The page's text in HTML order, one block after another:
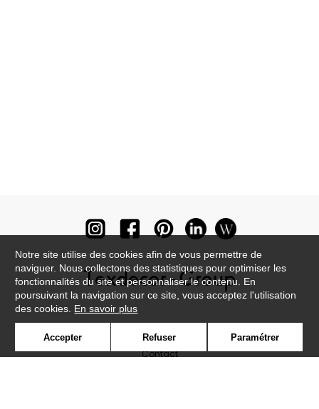
Contact
Notre site utilise des cookies afin de vous permettre de
naviguer. Nous collectons des statistiques pour optimiser les
fonctionnalités du site et personnaliser le contenu. En
poursuivant la navigation sur ce site, vous acceptez l'utilisation
des cookies. En savoir plus
Accepter Refuser Paramétrer